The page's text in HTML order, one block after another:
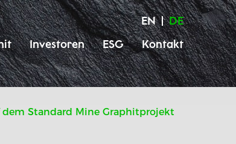
EN DE
Investoren ESG Kontakt
dem Standard Mine Graphitprojekt